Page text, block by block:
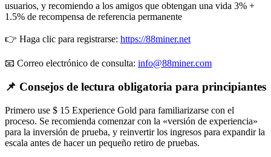
usuarios, y recomiendo a los amigos que obtengan una vida 3% +
1.5% de recompensa de referencia permanente
👉 Haga clic para registrarse: https://88miner.net
📧 Correo electrónico de consulta: info@88miner.com
📌 Consejos de lectura obligatoria para principiantes
Primero use $ 15 Experience Gold para familiarizarse con el
proceso. Se recomienda comenzar con la «versión de experiencia»
para la inversión de prueba, y reinvertir los ingresos para expandir la
escala antes de hacer un pequeño retiro de pruebas.